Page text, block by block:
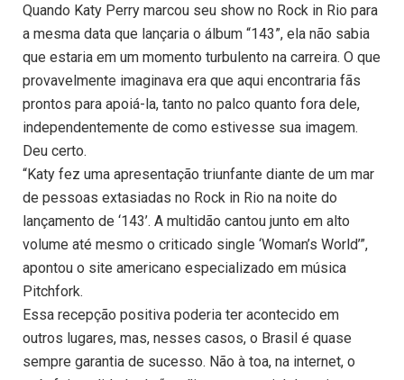
Quando Katy Perry marcou seu show no Rock in Rio para
a mesma data que lançaria o álbum “143”, ela não sabia
que estaria em um momento turbulento na carreira. O que
provavelmente imaginava era que aqui encontraria fãs
prontos para apoiá-la, tanto no palco quanto fora dele,
independentemente de como estivesse sua imagem.
Deu certo.
“Katy fez uma apresentação triunfante diante de um mar
de pessoas extasiadas no Rock in Rio na noite do
lançamento de ‘143’. A multidão cantou junto em alto
volume até mesmo o criticado single ‘Woman’s World’”,
apontou o site americano especializado em música
Pitchfork.
Essa recepção positiva poderia ter acontecido em
outros lugares, mas, nesses casos, o Brasil é quase
sempre garantia de sucesso. Não à toa, na internet, o